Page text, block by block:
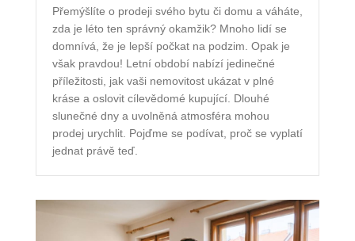
Přemýšlíte o prodeji svého bytu či domu a váháte,
zda je léto ten správný okamžik? Mnoho lidí se
domnívá, že je lepší počkat na podzim. Opak je
však pravdou! Letní období nabízí jedinečné
příležitosti, jak vaši nemovitost ukázat v plné
kráse a oslovit cílevědomé kupující. Dlouhé
slunečné dny a uvolněná atmosféra mohou
prodej urychlit. Pojďme se podívat, proč se vyplatí
jednat právě teď.